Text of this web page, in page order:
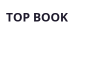
TOP BOOK